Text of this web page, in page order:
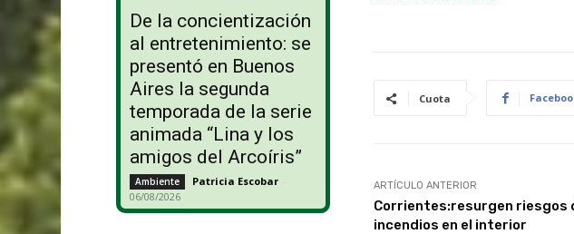
De la concientización
al entretenimiento: se
presentó en Buenos
Aires la segunda
temporada de la serie
animada “Lina y los
amigos del Arcoíris”
Ambiente Patricia Escobar -
06/08/2026
Cuota
ARTÍCULO ANTERIOR
Corrientes:resurgen riesgos
incendios en el interior